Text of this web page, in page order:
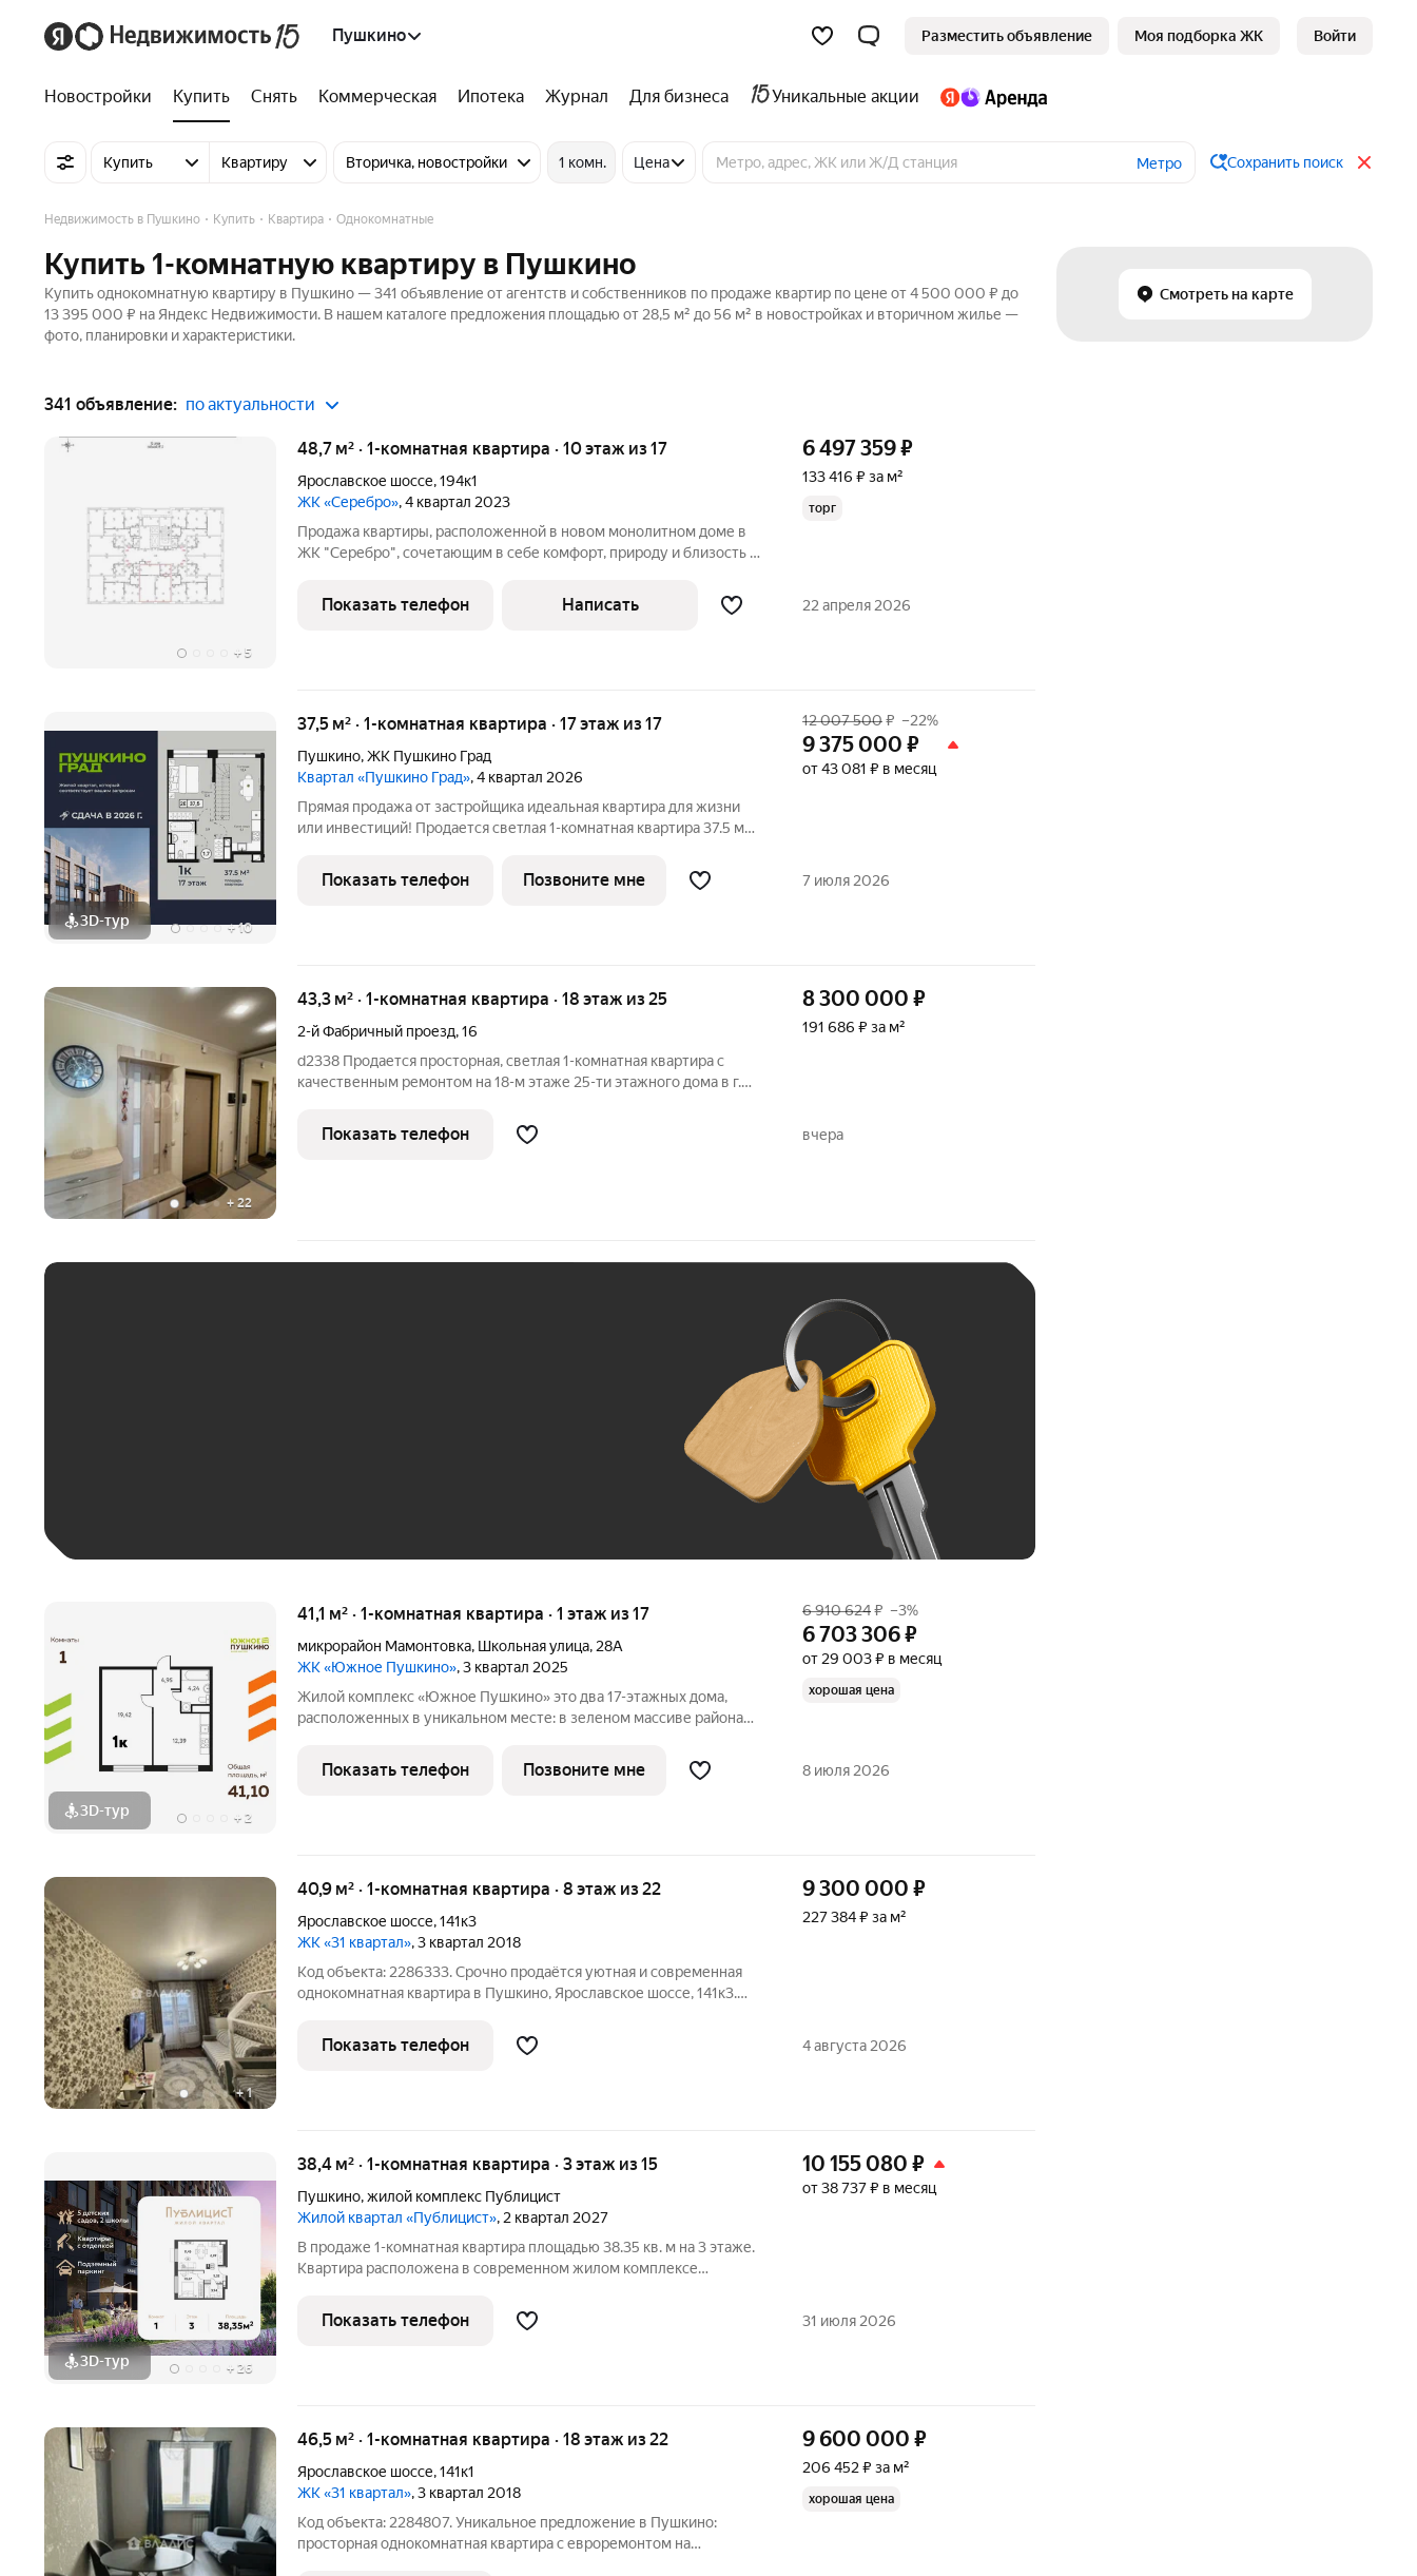
Пушкино Разместить объявление Моя подборка ЖК Войти
Новостройки Купить Снять Коммерческая Ипотека Журнал Для бизнеса Уникальные акции
Купить Квартиру Вторичка, новостройки 1 комн. Цена Метро Сохранить поиск
Смотреть на карте
Недвижимость в Пушкино Купить Квартира Однокомнатные
Купить 1-комнатную квартиру в Пушкино
Купить однокомнатную квартиру в Пушкино — 341 объявление от агентств и собственников по продаже квартир по цене от 4 500 000 ₽ до
13 395 000 ₽ на Яндекс Недвижимости. В нашем каталоге предложения площадью от 28,5 м² до 56 м² в новостройках и вторичном жилье —
фото, планировки и характеристики.
341 объявление: по актуальности
+ 5
48,7 м² · 1-комнатная квартира · 10 этаж из 17
Ярославское шоссе,194к1
ЖК «Серебро», 4 квартал 2023
Продажа квартиры, расположенной в новом монолитном доме в
ЖК "Серебро", сочетающим в себе комфорт, природу и близость к
берега реки Серебрянка, идеально подходит для тех, кто ценит
гармонию
6 497 359₽
133 416 ₽ за м²
торг
Показать телефон Написать 22 апреля 2026
3D-тур +10
37,5 м² · 1-комнатная квартира · 17 этаж из 17
Пушкино,ЖК Пушкино Град
Квартал «Пушкино Град», 4 квартал 2026
Прямая продажа от застройщика идеальная квартира для жизни
или инвестиций! Продается светлая 1-комнатная квартира 37.5 м
бизнес-лайт «Пушкино Град». Без отделки - создай свой
12 007 500₽ –22%
9 375 000 ₽
от 43 081 ₽ в месяц
Показать телефон Позвоните мне 7 июля 2026
+ 22
43,3 м² · 1-комнатная квартира · 18 этаж из 25
2-й Фабричный проезд,16
d2338 Продается просторная, светлая 1-комнатная квартира с
качественным ремонтом на 18-м этаже 25-ти этажного дома в г.
кухня-гостиная 18 кв.м., комната 9 кв.м.. В квартире утепленная,
8 300 000 ₽
191 686 ₽ за м²
Показать телефон вчера
3D-тур + 2
41,1 м² · 1-комнатная квартира · 1 этаж из 17
микрорайон Мамонтовка, Школьная улица, 28А
ЖК «Южное Пушкино», 3 квартал 2025
Жилой комплекс «Южное Пушкино» это два 17-этажных дома,
расположенных в уникальном месте: в зеленом массиве района
особенность сочетание уединённости и развитой
инфраструктуры. «Южное Пушкино»
6 910 624₽ –3%
6 703 306₽
от 29 003 ₽ в месяц
хорошая цена
Показать телефон Позвоните мне 8 июля 2026
+1
40,9 м² · 1-комнатная квартира · 8 этаж из 22
Ярославское шоссе,141к3
ЖК «31 квартал», 3 квартал 2018
Код объекта: 2286333. Срочно продаётся уютная и современная
однокомнатная квартира в Пушкино, Ярославское шоссе, 141к3.
качество жизни. Квартира расположена на 8 этаже 22-этажного
9 300 000 ₽
227 384 ₽ за м²
Показать телефон 4 августа 2026
3D-тур + 26
38,4 м² · 1-комнатная квартира · 3 этаж из 15
Пушкино,жилой комплекс Публицист
Жилой квартал «Публицист», 2 квартал 2027
В продаже 1-комнатная квартира площадью 38.35 кв. м на 3 этаже.
Квартира расположена в современном жилом комплексе
квартира площадью 62.46 кв. м на 10 этаже. Квартира
расположена в современном
10 155 080 ₽
от 38 737 ₽ в месяц
Показать телефон 31 июля 2026
46,5 м² · 1-комнатная квартира · 18 этаж из 22
Ярославское шоссе,141к1
ЖК «31 квартал», 3 квартал 2018
Код объекта: 2284807. Уникальное предложение в Пушкино:
просторная однокомнатная квартира с евроремонтом на
9 600 000 ₽
206 452 ₽ за м²
хорошая цена